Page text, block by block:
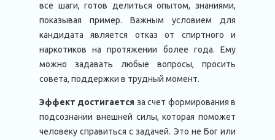
все шаги, готов делиться опытом, знаниями,
показывая пример. Важным условием для
кандидата является отказ от спиртного и
наркотиков на протяжении более года. Ему
можно задавать любые вопросы, просить
совета, поддержки в трудный момент.
Эффект достигается за счет формирования в
подсознании внешней силы, которая поможет
человеку справиться с задачей. Это не Бог или